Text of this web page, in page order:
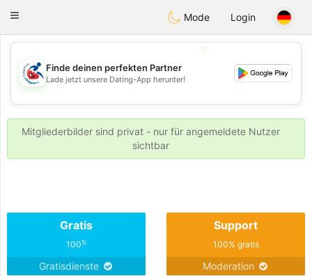
Handi Space
Toggle
Mode Login
💖
💕
💕
Finde deinen perfekten Partner
Lade jetzt unsere Dating-App herunter!
Mitgliederbilder sind privat - nur für angemeldete Nutzer
sichtbar
Gratis
100%
Gratisdienste
Support
100% gratis
Moderation